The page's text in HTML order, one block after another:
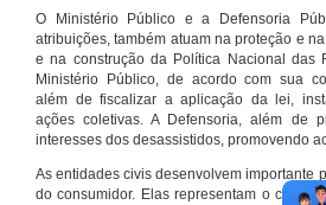
O Ministério Público e a Defensoria
atribuições, também atuam na proteção e
e na construção da Política Nacional das
Ministério Público, de acordo com sua
além de fiscalizar a aplicação da lei,
ações coletivas. A Defensoria, além de
interesses dos desassistidos, promovendo
As entidades civis desenvolvem importante
do consumidor. Elas representam o